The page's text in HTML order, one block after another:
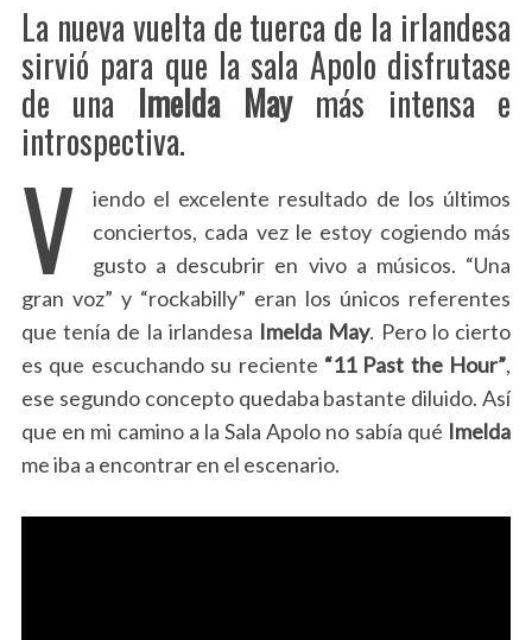
La nueva vuelta de tuerca de la irlandesa
sirvió para que la sala Apolo disfrutase
de una ImeldaMaymás intensa e
introspectiva.
V
iendo el excelente resultado de los últimos
conciertos, cada vez le estoy cogiendo más
gusto a descubrir en vivo a músicos. “Una
gran voz” y “rockabilly” eran los únicos referentes
que tenía de la irlandesa Imelda May. Pero lo cierto
es que escuchando su reciente “11 Past the Hour”,
ese segundo concepto quedaba bastante diluido. Así
que en mi camino a la Sala Apolo no sabía qué Imelda
me iba a encontrar en el escenario.